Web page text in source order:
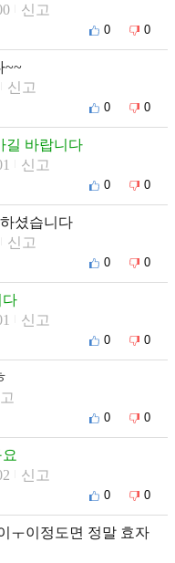
신고
0 0
~~
신고
0 0
길 바랍니다
신고
0 0
셨습니다
신고
0 0
다
신고
0 0
0 0
신고
0 0
ㅜ이정도면 정말 효자